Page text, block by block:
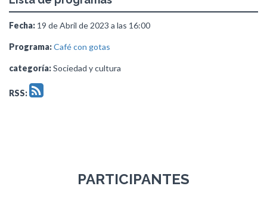
Fecha: 19 de Abril de 2023 a las 16:00
Programa:Café con gotas
categoría:Sociedad y cultura
RSS:
PARTICIPANTES